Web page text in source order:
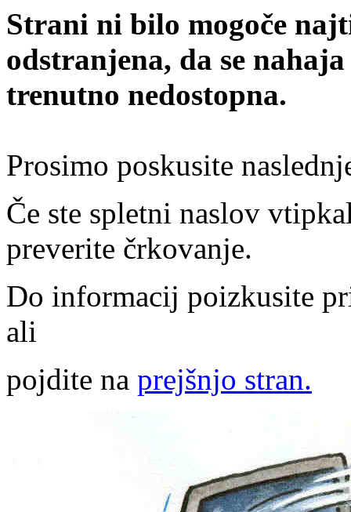
Strani ni bilo mogoče
odstranjena, da se
trenutno nedostopna.
Prosimo poskusite
Če ste spletni naslov
preverite črkovanje.
Do informacij poizkusite
ali
pojdite na prejšnjo stran.